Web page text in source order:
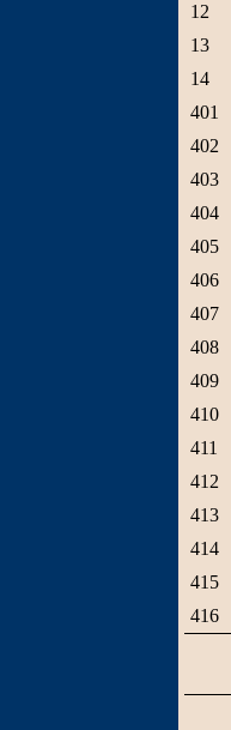
12
13
14
401
402
403
404
405
406
407
408
409
410
411
412
413
414
415
416